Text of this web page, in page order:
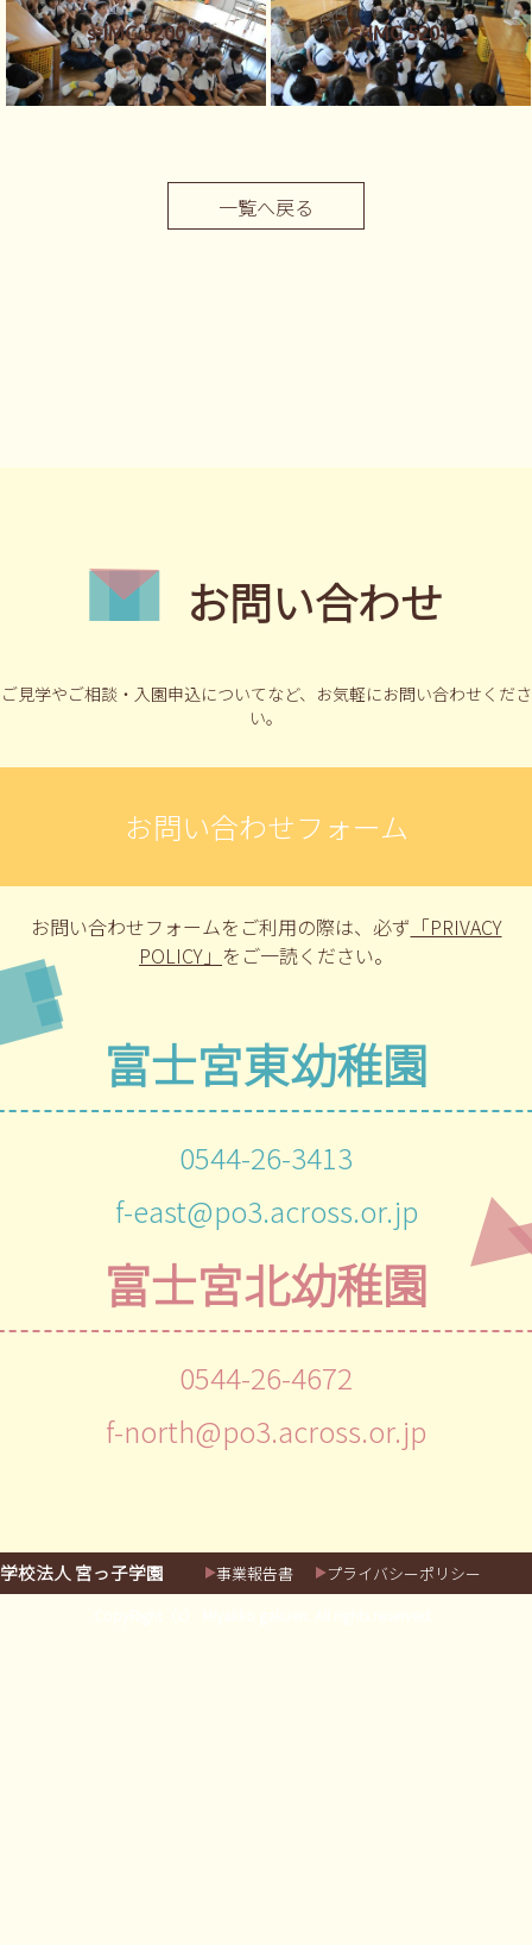
s-IMG 5200 s-IMG 5201
一覧へ戻る
お問い合わせ
ご見学やご相談・入園申込についてなど、 お気軽にお問い合わせくださ
い。
お問い合わせフォーム
お問い合わせフォームをご利用の際は、 必ず 「PRIVACY
POLICY」 をご一読ください。
富士宮東幼稚園
0544-26-3413
f-east@po3.across.or.jp
富士宮北幼稚園
0544-26-4672
f-north@po3.across.or.jp
学校法人 宮っ子学園 事業報告書 プライバシーポリシー